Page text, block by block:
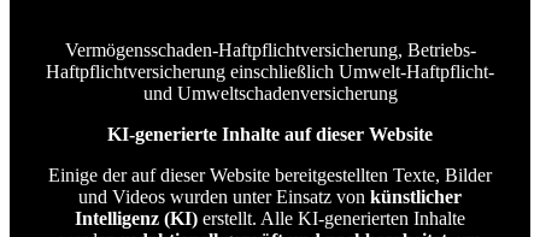
Vermögensschaden-Haftpflichtversicherung, Betriebs-
Haftpflichtversicherung einschließlich Umwelt-Haftpflicht-
und Umweltschadenversicherung
KI-generierte Inhalte auf dieser Website
Einige der auf dieser Website bereitgestellten Texte, Bilder
und Videos wurden unter Einsatz von künstlicher
Intelligenz (KI) erstellt. Alle KI-generierten Inhalte